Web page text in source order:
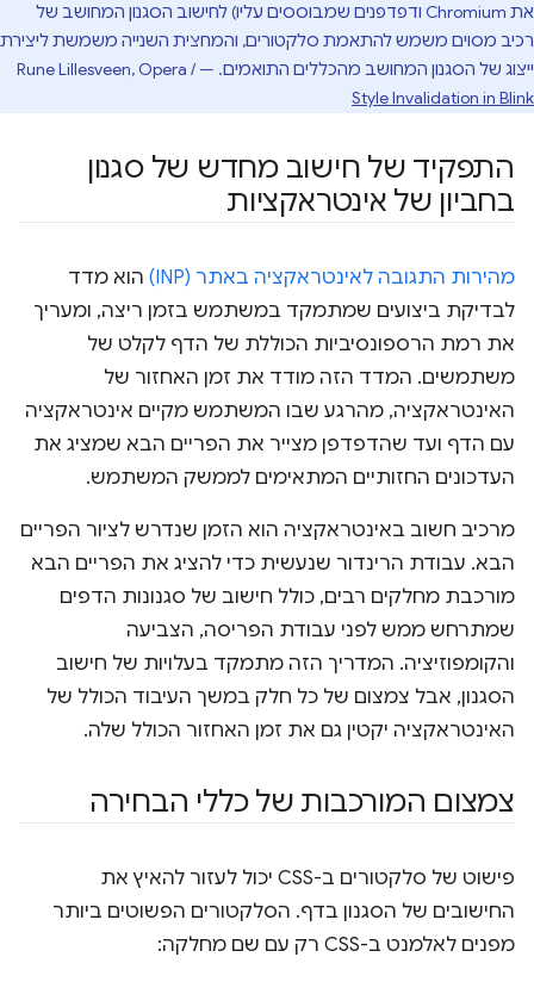
את Chromium ודפדפנים שמבוססים עליו) לחישוב הסגנון המחושב של
רכיב מסוים משמש להתאמת סלקטורים, והמחצית השנייה משמשת ליצירת
ייצוג של הסגנון המחושב מהכללים התואמים. ‫— Rune Lillesveen, Opera /
Style Invalidation in Blink
התפקיד של חישוב מחדש של סגנון
בחביון של אינטראקציות
מהירות התגובה לאינטראקציה באתר (INP)
הוא מדד
לבדיקת ביצועים שמתמקד במשתמש בזמן ריצה, ומעריך
את רמת הרספונסיביות הכוללת של הדף לקלט של
משתמשים. המדד הזה מודד את זמן האחזור של
האינטראקציה, מהרגע שבו המשתמש מקיים אינטראקציה
עם הדף ועד שהדפדפן מצייר את הפריים הבא שמציג את
העדכונים החזותיים המתאימים לממשק המשתמש.
מרכיב חשוב באינטראקציה הוא הזמן שנדרש לציור הפריים
הבא. עבודת הרינדור שנעשית כדי להציג את הפריים הבא
מורכבת מחלקים רבים, כולל חישוב של סגנונות הדפים
שמתרחש ממש לפני עבודת הפריסה, הצביעה
והקומפוזיציה. המדריך הזה מתמקד בעלויות של חישוב
הסגנון, אבל צמצום של כל חלק במשך העיבוד הכולל של
האינטראקציה יקטין גם את זמן האחזור הכולל שלה.
צמצום המורכבות של כללי הבחירה
פישוט של סלקטורים ב-CSS יכול לעזור להאיץ את
החישובים של הסגנון בדף. הסלקטורים הפשוטים ביותר
מפנים לאלמנט ב-CSS רק עם שם מחלקה: